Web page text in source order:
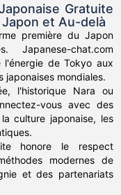
Gratuite
et Au-delà
première du Japon
Japanese-chat.com
l'énergie de Tokyo aux
japonaises mondiales.
l'historique Nara ou
vous avec des
culture japonaise, les
honore le respect
modernes de
et des partenariats